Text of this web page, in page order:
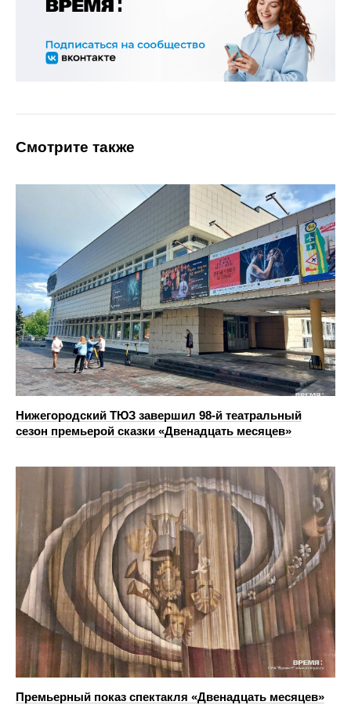
Смотрите также
Нижегородский ТЮЗ завершил 98-й театральный
сезон премьерой сказки «Двенадцать месяцев»
Премьерный показ спектакля «Двенадцать месяцев»